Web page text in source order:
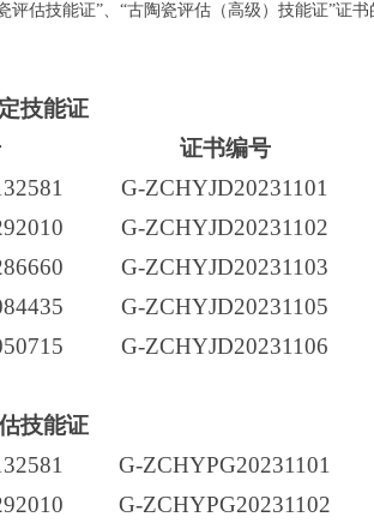
估技能证”、“古陶瓷评估（高级）技能证”证书
技能证
证书编号
G-ZCHYJD20231101
G-ZCHYJD20231102
G-ZCHYJD20231103
G-ZCHYJD20231105
G-ZCHYJD20231106
技能证
G-ZCHYPG20231101
G-ZCHYPG20231102